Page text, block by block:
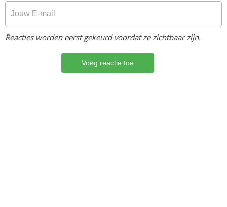
Reacties worden eerst gekeurd voordat ze zichtbaar zijn.